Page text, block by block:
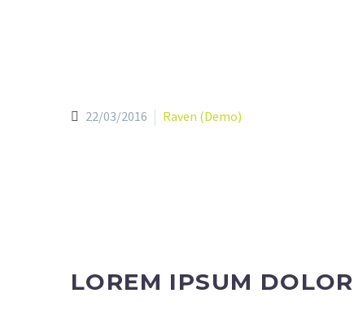
22/03/2016 Raven (Demo)
LOREM IPSUM